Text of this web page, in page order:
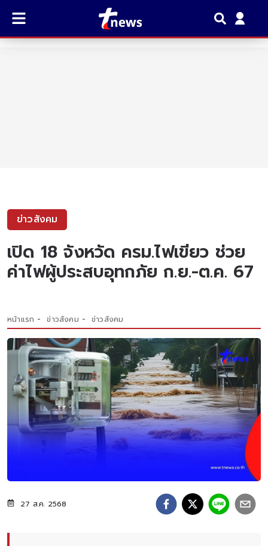
ข่าวสังคม
เปิด 18 จังหวัด ครม.ไฟเขียว ช่วย
ค่าไฟผู้ประสบอุทกภัย ก.ย.-ต.ค. 67
หน้าแรก ข่าวสังคม ข่าวสังคม
27 ส.ค. 2568